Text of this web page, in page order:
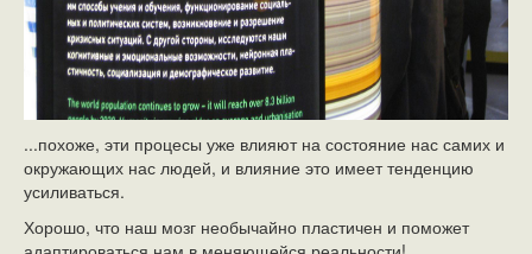
...похоже, эти процесы уже влияют на состояние нас самих и
окружающих нас людей, и влияние это имеет тенденцию
усиливаться.
Хорошо, что наш мозг необычайно пластичен и поможет